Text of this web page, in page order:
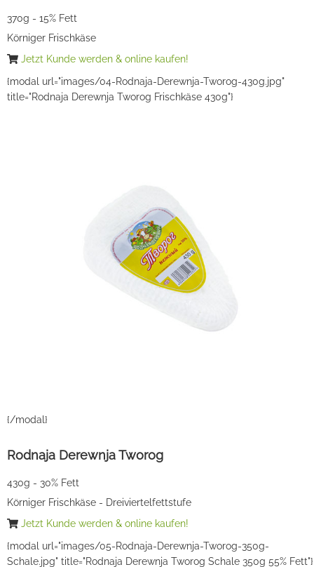
370g - 15% Fett
Körniger Frischkäse
Jetzt Kunde werden & online kaufen!
{modal url="images/04-Rodnaja-Derewnja-Tworog-430g.jpg"
title="Rodnaja Derewnja Tworog Frischkäse 430g"}
{/modal}
Rodnaja Derewnja Tworog
430g - 30% Fett
Körniger Frischkäse - Dreiviertelfettstufe
Jetzt Kunde werden & online kaufen!
{modal url="images/05-Rodnaja-Derewnja-Tworog-350g-
Schale.jpg" title="Rodnaja Derewnja Tworog Schale 350g 55% Fett"}